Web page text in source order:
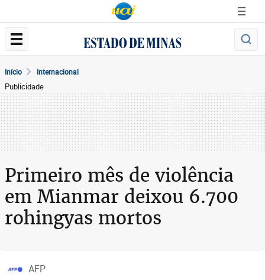
Início Internacional
Publicidade
Primeiro mês de violência
em Mianmar deixou 6.700
rohingyas mortos
AFP